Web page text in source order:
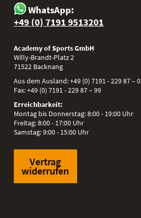
WhatsApp:
+49 (0) 7191 9513201
Academy of Sports GmbH
Willy-Brandt-Platz 2
71522 Backnang
Aus dem Ausland:+49 (0) 7191 - 229 87 – 0
Fax:+49 (0) 7191 - 229 87 – 99
Erreichbarkeit:
Montag bis Donnerstag: 8:00 - 19:00 Uhr
Freitag: 8:00 - 17:00 Uhr
Samstag: 9:00 - 15:00 Uhr
Vertrag
widerrufen